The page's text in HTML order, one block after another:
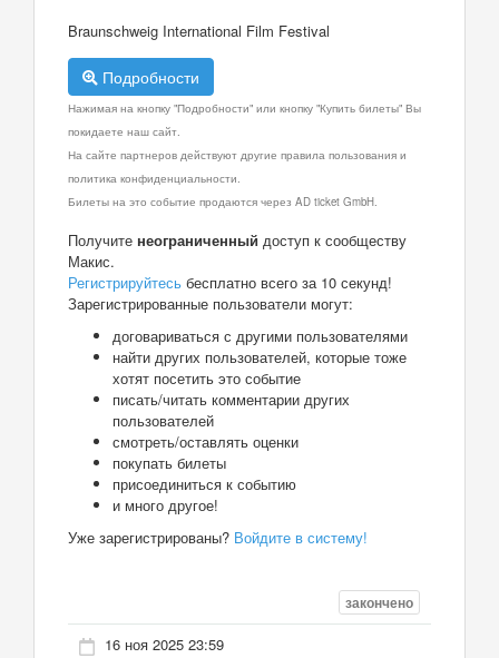
Braunschweig International Film Festival
Подробности
Нажимая на кнопку "Подробности" или кнопку "Купить билеты" Вы
покидаете наш сайт.
На сайте партнеров действуют другие правила пользования и
политика конфиденциальности.
Билеты на это событие продаются через AD ticket GmbH.
Получите неограниченный доступ к сообществу
Макис.
Регистрируйтесь бесплатно всего за 10 секунд!
Зарегистрированные пользователи могут:
договариваться с другими пользователями
найти других пользователей, которые тоже
хотят посетить это событие
писать/читать комментарии других
пользователей
смотреть/оставлять оценки
покупать билеты
присоединиться к событию
и много другое!
Уже зарегистрированы? Войдите в систему!
закончено
16 ноя 2025 23:59